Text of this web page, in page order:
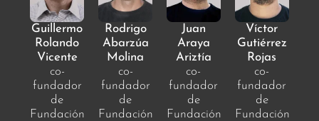
Guillermo
Rolando
Vicente
co-
fundador
de
Fundación
Rodrigo
Abarzúa
Molina
co-
fundador
de
Fundación
Juan
Araya
Ariztía
co-
fundador
de
Fundación
Víctor
Gutiérrez
Rojas
co-
fundador
de
Fundación